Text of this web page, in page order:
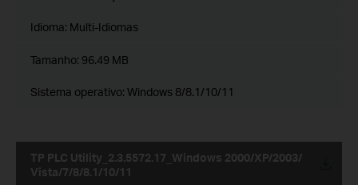
Idioma: Multi-Idiomas
Tamanho: 96.49 MB
Sistema operativo: Windows 8/8.1/10/11
TP PLC Utility_2.3.5572.17_Windows 2000/XP/2003/
Vista/7/8/8.1/10/11